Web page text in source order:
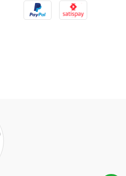
PayPal Satispay